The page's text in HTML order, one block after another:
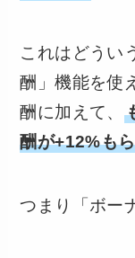
これはどうい
酬」機能を使
酬に加えて、
酬が+12%も
つまり「ボー